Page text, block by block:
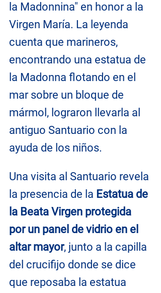
la Madonnina" en honor a la
Virgen María. La leyenda
cuenta que marineros,
encontrando una estatua de
la Madonna flotando en el
mar sobre un bloque de
mármol, lograron llevarla al
antiguo Santuario con la
ayuda de los niños.
Una visita al Santuario revela
la presencia de la Estatua de
la Beata Virgen protegida
por un panel de vidrio en el
altar mayor, junto a la capilla
del crucifijo donde se dice
que reposaba la estatua